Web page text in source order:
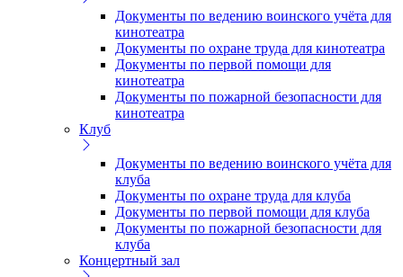
Документы по ведению воинского учёта для
кинотеатра
Документы по охране труда для кинотеатра
Документы по первой помощи для
кинотеатра
Документы по пожарной безопасности для
кинотеатра
Клуб
Документы по ведению воинского учёта для
клуба
Документы по охране труда для клуба
Документы по первой помощи для клуба
Документы по пожарной безопасности для
клуба
Концертный зал